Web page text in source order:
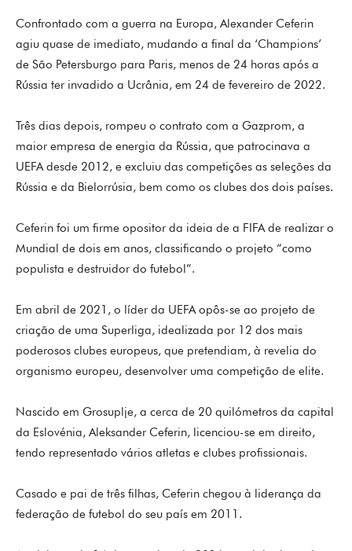
Confrontado com a guerra na Europa, Alexander Ceferin
agiu quase de imediato, mudando a final da ‘Champions’
de São Petersburgo para Paris, menos de 24 horas após a
Rússia ter invadido a Ucrânia, em 24 de fevereiro de 2022.
Três dias depois, rompeu o contrato com a Gazprom, a
maior empresa de energia da Rússia, que patrocinava a
UEFA desde 2012, e excluiu das competições as seleções da
Rússia e da Bielorrúsia, bem como os clubes dos dois países.
Ceferin foi um firme opositor da ideia de a FIFA de realizar o
Mundial de dois em anos, classificando o projeto “como
populista e destruidor do futebol”.
Em abril de 2021, o líder da UEFA opôs-se ao projeto de
criação de uma Superliga, idealizada por 12 dos mais
poderosos clubes europeus, que pretendiam, à revelia do
organismo europeu, desenvolver uma competição de elite.
Nascido em Grosuplje, a cerca de 20 quilómetros da capital
da Eslovénia, Aleksander Ceferin, licenciou-se em direito,
tendo representado vários atletas e clubes profissionais.
Casado e pai de três filhas, Ceferin chegou à liderança da
federação de futebol do seu país em 2011.